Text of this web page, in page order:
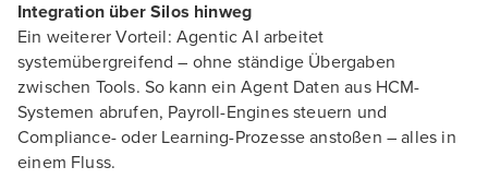
Integration über Silos hinweg
Ein weiterer Vorteil: Agentic AI arbeitet
systemübergreifend – ohne ständige Übergaben
zwischen Tools. So kann ein Agent Daten aus HCM-
Systemen abrufen, Payroll-Engines steuern und
Compliance- oder Learning-Prozesse anstoßen – alles in
einem Fluss.